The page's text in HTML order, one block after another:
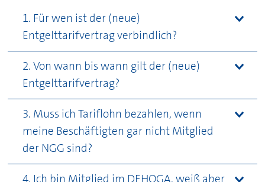
1. Für wen ist der (neue)
Entgelttarifvertrag verbindlich?
2. Von wann bis wann gilt der (neue)
Entgelttarifvertrag?
3. Muss ich Tariflohn bezahlen, wenn
meine Beschäftigten gar nicht Mitglied
der NGG sind?
4. Ich bin Mitglied im DEHOGA, weiß aber